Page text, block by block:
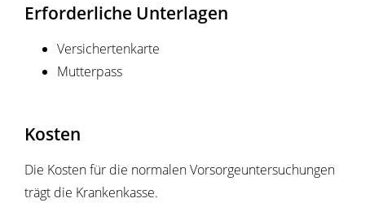
Erforderliche Unterlagen
Versichertenkarte
Mutterpass
Kosten
Die Kosten für die normalen Vorsorgeuntersuchungen
trägt die Krankenkasse.